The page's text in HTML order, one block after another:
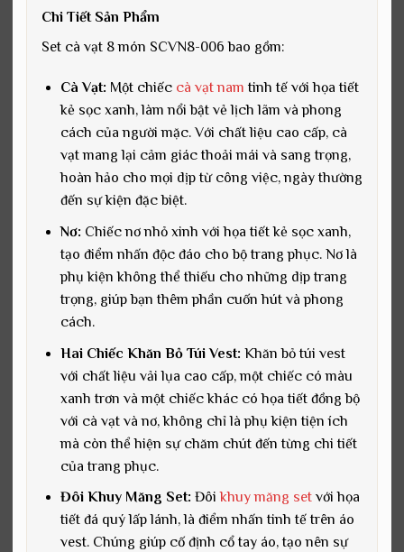
Chi Tiết Sản Phẩm
Set cà vạt 8 món SCVN8-006 bao gồm:
Cà Vạt: Một chiếc cà vạt nam tinh tế với họa tiết
kẻ sọc xanh, làm nổi bật vẻ lịch lãm và phong
cách của người mặc. Với chất liệu cao cấp, cà
vạt mang lại cảm giác thoải mái và sang trọng,
hoàn hảo cho mọi dịp từ công việc, ngày thường
đến sự kiện đặc biệt.
Nơ: Chiếc nơ nhỏ xinh với họa tiết kẻ sọc xanh,
tạo điểm nhấn độc đáo cho bộ trang phục. Nơ là
phụ kiện không thể thiếu cho những dịp trang
trọng, giúp bạn thêm phần cuốn hút và phong
cách.
Hai Chiếc Khăn Bỏ Túi Vest: Khăn bỏ túi vest
với chất liệu vải lụa cao cấp, một chiếc có màu
xanh trơn và một chiếc khác có họa tiết đồng bộ
với cà vạt và nơ, không chỉ là phụ kiện tiện ích
mà còn thể hiện sự chăm chút đến từng chi tiết
của trang phục.
Đôi Khuy Măng Set: Đôikhuy măng setvới họa
tiết đá quý lấp lánh, là điểm nhấn tinh tế trên áo
vest. Chúng giúp cố định cổ tay áo, tạo nên sự